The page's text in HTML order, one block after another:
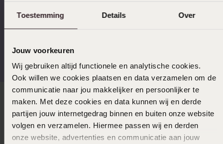
Toestemming Details Over
Jouw voorkeuren
Wij gebruiken altijd functionele en analytische cookies.
Ook willen we cookies plaatsen en data verzamelen om de
communicatie naar jou makkelijker en persoonlijker te
maken. Met deze cookies en data kunnen wij en derde
partijen jouw internetgedrag binnen en buiten onze website
volgen en verzamelen. Hiermee passen wij en derden
onze website, advertenties en communicatie aan jouw
Kostenloser Versand ab
Direkt zu
Über Lucardi